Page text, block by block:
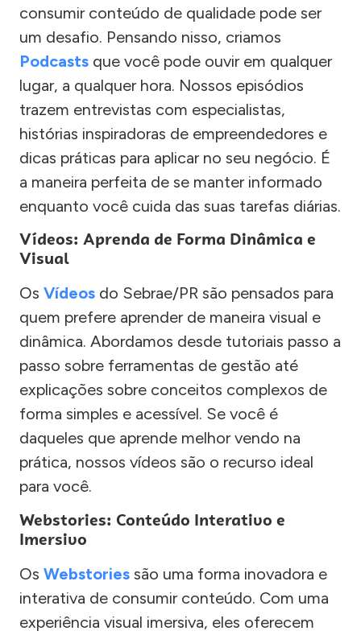
consumir conteúdo de qualidade pode ser
um desafio. Pensando nisso, criamos
Podcasts que você pode ouvir em qualquer
lugar, a qualquer hora. Nossos episódios
trazem entrevistas com especialistas,
histórias inspiradoras de empreendedores e
dicas práticas para aplicar no seu negócio. É
a maneira perfeita de se manter informado
enquanto você cuida das suas tarefas diárias.
Vídeos: Aprenda de Forma Dinâmica e
Visual
Os Vídeos do Sebrae/PR são pensados para
quem prefere aprender de maneira visual e
dinâmica. Abordamos desde tutoriais passo a
passo sobre ferramentas de gestão até
explicações sobre conceitos complexos de
forma simples e acessível. Se você é
daqueles que aprende melhor vendo na
prática, nossos vídeos são o recurso ideal
para você.
Webstories: Conteúdo Interativo e
Imersivo
Os Webstories são uma forma inovadora e
interativa de consumir conteúdo. Com uma
experiência visual imersiva, eles oferecem